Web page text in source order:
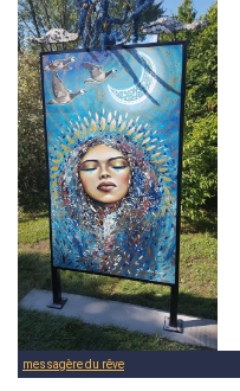
messagère du rêve